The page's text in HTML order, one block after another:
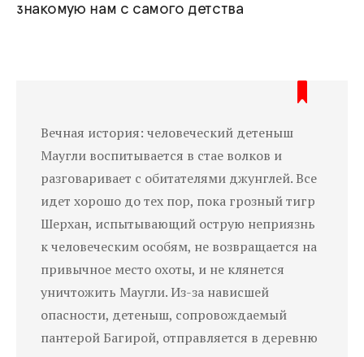
знакомую нам с самого детства
Вечная история: человеческий детеныш
Маугли воспитывается в стае волков и
разговаривает с обитателями джунглей. Все
идет хорошо до тех пор, пока грозный тигр
Шерхан, испытывающий острую неприязнь
к человеческим особям, не возвращается на
привычное место охоты, и не клянется
уничтожить Маугли. Из-за нависшей
опасности, детеныш, сопровождаемый
пантерой Багирой, отправляется в деревню